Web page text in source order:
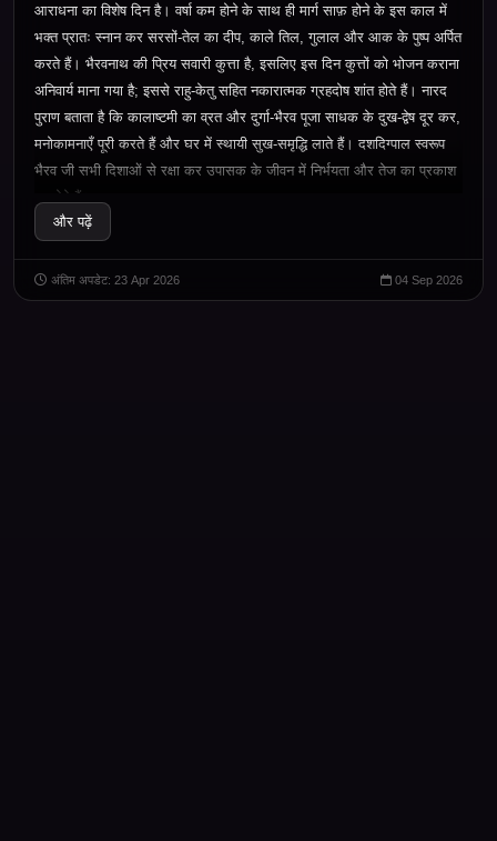
आराधना का विशेष दिन है। वर्षा कम होने के साथ ही मार्ग साफ़ होने के इस काल में
भक्त प्रातः स्नान कर सरसों-तेल का दीप,काले तिल ,गुलाल और आक के पुष्प अर्पित
करते हैं। भैरवनाथ की प्रिय सवारी कुत्ता है,इसलिए इस दिन कुत्तों को भोजन कराना
अनिवार्य माना गया है;इससे राहु-केतु सहित नकारात्मक ग्रहदोष शांत होते हैं। नारद
पुराण बताता है कि कालाष्टमी का व्रत और दुर्गा-भैरव पूजा साधक के दुख-द्वेष दूर कर
मनोकामनाएँ पूरी करते हैं और घर में स्थायी सुख-समृद्धि लाते हैं। दशदिग्पाल स्वरूप
भैरव जी सभी दिशाओं से रक्षा कर उपासक के जीवन में निर्भयता और तेज का प्रकाश
भर देते हैं।
और पढ़ें
अंतिम अपडेट: 23 Apr 2026 04 Sep 2026